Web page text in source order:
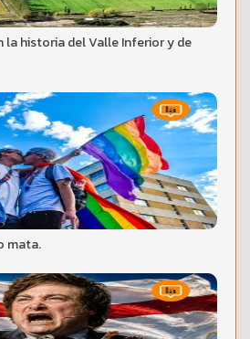
la historia del Valle Inferior y de
mata.